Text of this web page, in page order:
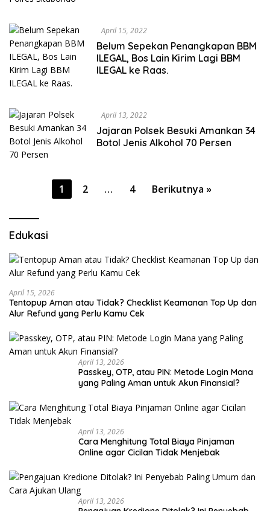
April 15, 2022
Belum Sepekan Penangkapan BBM
ILEGAL, Bos Lain Kirim Lagi BBM
ILEGAL ke Raas.
April 13, 2022
Jajaran Polsek Besuki Amankan 34
Botol Jenis Alkohol 70 Persen
Paginasi
1 2 … 4 Berikutnya »
Edukasi
April 15, 2026
Tentopup Aman atau Tidak? Checklist Keamanan Top Up dan
Alur Refund yang Perlu Kamu Cek
April 13, 2026
Passkey, OTP, atau PIN: Metode Login Mana
yang Paling Aman untuk Akun Finansial?
April 13, 2026
Cara Menghitung Total Biaya Pinjaman
Online agar Cicilan Tidak Menjebak
April 13, 2026